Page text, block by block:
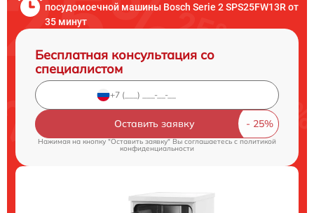
посудомоечной машины Bosch Serie 2 SPS25FW13R от
35 минут
Бесплатная консультация со
специалистом
Оставить заявку
Нажимая на кнопку "Оставить заявку" Вы соглашаетесь cполитикой
конфиденциальности